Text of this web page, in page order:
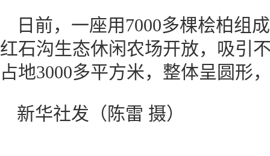
日前，一座用7000多棵桧柏组
红石沟生态休闲农场开放，吸引
占地3000多平方米，整体呈圆形
新华社发（陈雷 摄）